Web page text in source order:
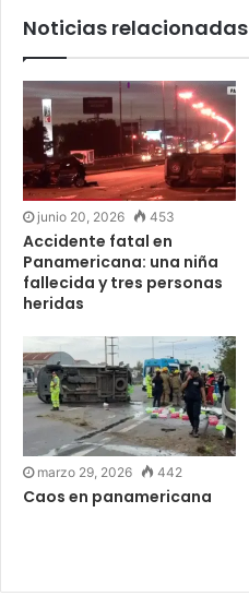
Noticias relacionadas
junio 20, 2026 453
Accidente fatal en
Panamericana: una niña
fallecida y tres personas
heridas
marzo 29, 2026 442
Caos en panamericana